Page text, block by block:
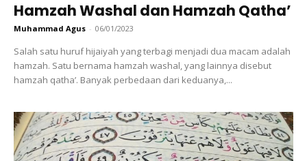
Hamzah Washal dan Hamzah Qatha’
Muhammad Agus - 06/01/2023
Salah satu huruf hijaiyah yang terbagi menjadi dua macam adalah
hamzah. Satu bernama hamzah washal, yang lainnya disebut
hamzah qatha’. Banyak perbedaan dari keduanya,...